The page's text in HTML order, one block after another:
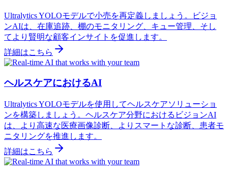
Ultralytics YOLOモデルで小売を再定義しましょう。ビジョ
ンAIは、在庫追跡、棚のモニタリング、キュー管理、そし
てより賢明な顧客インサイトを促進します。
詳細はこちら
ヘルスケアにおけるAI
Ultralytics YOLOモデルを使用してヘルスケアソリューショ
ンを構築しましょう。ヘルスケア分野におけるビジョンAI
は、より高速な医療画像診断、よりスマートな診断、患者モ
ニタリングを推進します。
詳細はこちら